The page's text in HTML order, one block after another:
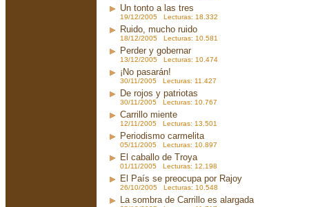
Un tonto a las tres
19/12/2005 Lecturas: 18.332
Ruido, mucho ruido
18/12/2005 Lecturas: 10.581
Perder y gobernar
13/12/2005 Lecturas: 10.474
¡No pasarán!
30/11/2005 Lecturas: 11.427
De rojos y patriotas
30/11/2005 Lecturas: 10.767
Carrillo miente
12/11/2005 Lecturas: 13.501
Periodismo carmelita
05/11/2005 Lecturas: 10.897
El caballo de Troya
01/11/2005 Lecturas: 12.198
El País se preocupa por Rajoy
26/10/2005 Lecturas: 10.548
La sombra de Carrillo es alargada